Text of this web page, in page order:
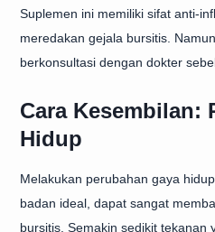
Suplemen ini memiliki sifat anti-
meredakan gejala bursitis.
berkonsultasi dengan dokter
Cara Kesembilan:
Hidup
Melakukan perubahan gaya
badan ideal, dapat sangat
bursitis. Semakin sedikit tekanan